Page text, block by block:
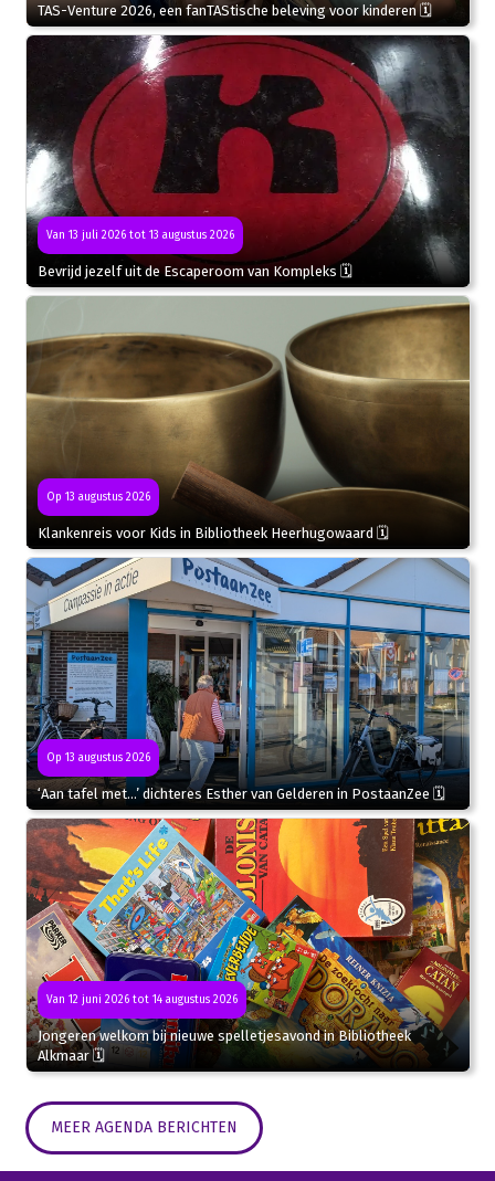
TAS-Venture 2026, een fanTAStische beleving voor kinderen 🗓
Van 13 juli 2026 tot 13 augustus 2026
Bevrijd jezelf uit de Escaperoom van Kompleks 🗓
Op 13 augustus 2026
Klankenreis voor Kids in Bibliotheek Heerhugowaard 🗓
Op 13 augustus 2026
‘Aan tafel met…’ dichteres Esther van Gelderen in PostaanZee 🗓
Van 12 juni 2026 tot 14 augustus 2026
Jongeren welkom bij nieuwe spelletjesavond in Bibliotheek
Alkmaar 🗓
MEER AGENDA BERICHTEN